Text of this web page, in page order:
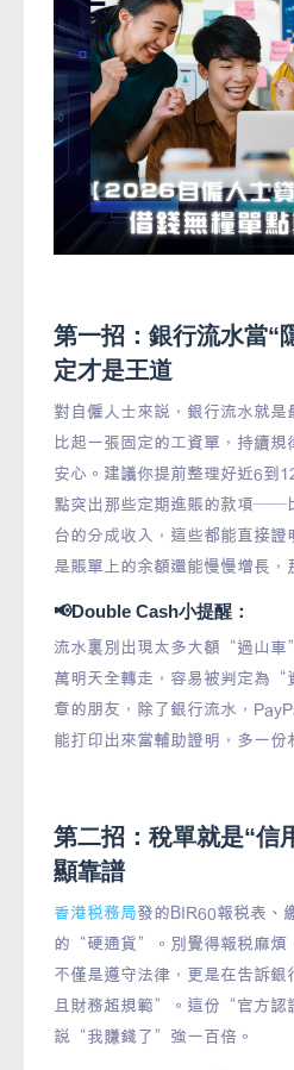
第一招：銀行流水當“
定才是王道
對自僱人士來說，銀行流水就
比起一張固定的工資單，持續
安心。建議你提前整理好近6到
點突出那些定期進賬的款項——
台的分成收入，這些都能直接
是賬單上的余額還能慢慢增長，
📢Double Cash小提醒：
流水裏別出現太多大額“過山
萬明天全轉走，容易被判定為“
意的朋友，除了銀行流水，
能打印出來當輔助證明，多一份
第二招：稅單就是“信
顯靠譜
香港稅務局發的BIR60報稅表、
的“硬通貨”。別覺得報稅麻煩
不僅是遵守法律，更是在告訴
且財務超規範”。這份“官方認
說“我賺錢了”強一百倍。